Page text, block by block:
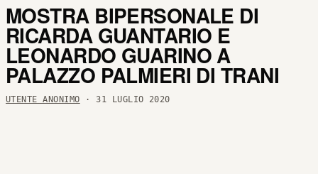
MOSTRA BIPERSONALE DI
RICARDA GUANTARIO E
LEONARDO GUARINO A
PALAZZO PALMIERI DI TRANI
UTENTE ANONIMO · 31 LUGLIO 2020